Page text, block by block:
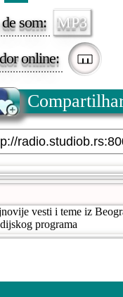
som: MP3
online:
vesti i teme iz
programa